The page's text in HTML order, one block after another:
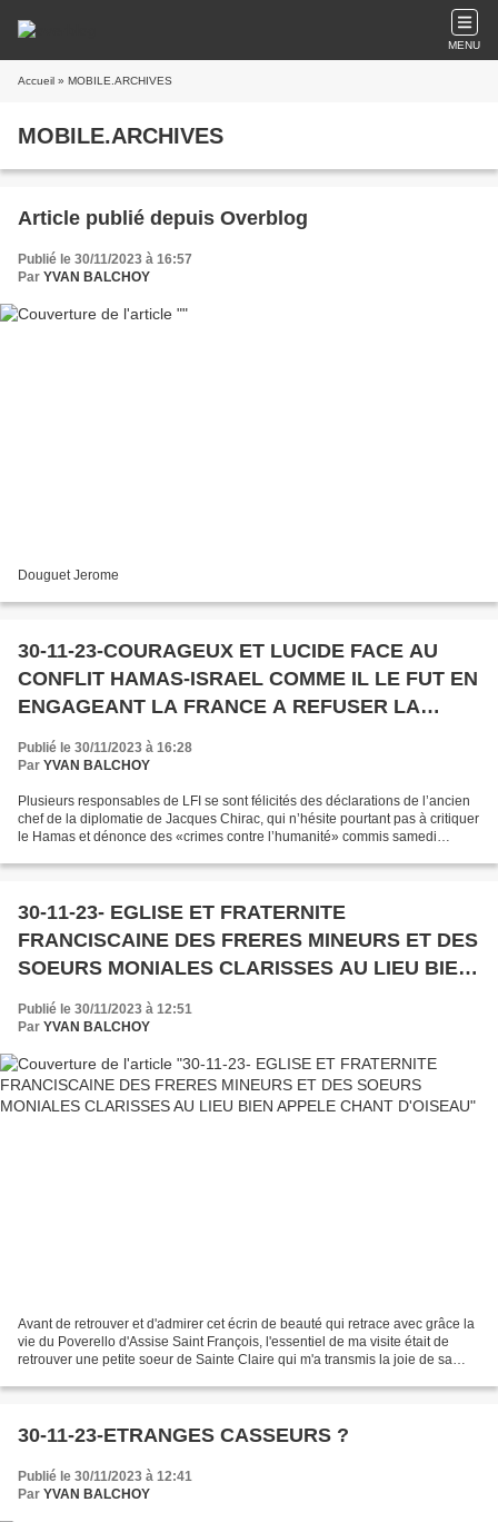
MENU
Accueil » MOBILE.ARCHIVES
MOBILE.ARCHIVES
Article publié depuis Overblog
Publié le 30/11/2023 à 16:57
Par YVAN BALCHOY
Douguet Jerome
30-11-23-COURAGEUX ET LUCIDE FACE AU
CONFLIT HAMAS-ISRAEL COMME IL LE FUT EN
ENGAGEANT LA FRANCE A REFUSER LA
VILLEPIN CONTINUE A HONORER LA FRANCE
Publié le 30/11/2023 à 16:28
Par YVAN BALCHOY
Plusieurs responsables de LFI se sont félicités des déclarations de l’ancien
chef de la diplomatie de Jacques Chirac, qui n’hésite pourtant pas à critiquer
le Hamas et dénonce des «crimes contre l’humanité» commis samedi
30-11-23- EGLISE ET FRATERNITE
FRANCISCAINE DES FRERES MINEURS ET DES
SOEURS MONIALES CLARISSES AU LIEU BIEN
Publié le 30/11/2023 à 12:51
Par YVAN BALCHOY
Avant de retrouver et d'admirer cet écrin de beauté qui retrace avec grâce la
vie du Poverello d'Assise Saint François, l'essentiel de ma visite était de
retrouver une petite soeur de Sainte Claire qui m'a transmis la joie de sa
30-11-23-ETRANGES CASSEURS ?
Publié le 30/11/2023 à 12:41
Par YVAN BALCHOY